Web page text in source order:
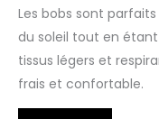
Les bobs sont
du soleil tout en
tissus légers et
frais et confortable.